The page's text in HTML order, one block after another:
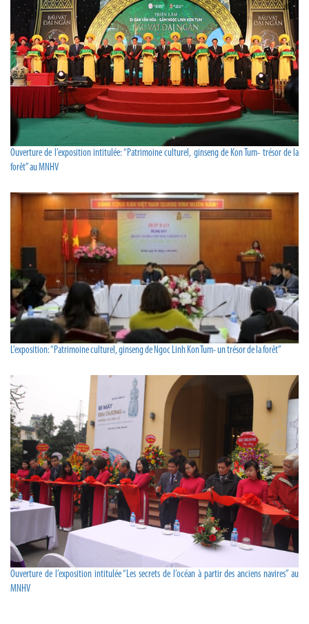
Ouverture de l’exposition intitulée: “Patrimoine culturel, ginseng de Kon Tum- trésor de la
forêt” au MNHV
L’exposition: “Patrimoine culturel, ginseng de Ngoc Linh Kon Tum- un trésor de la forêt”
Ouverture de l’exposition intitulée “Les secrets de l’océan à partir des anciens navires” au
MNHV